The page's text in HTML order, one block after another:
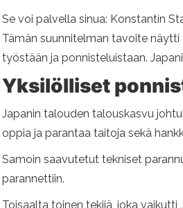
Se voi palvella sinua: Konstantín
Tämän suunnitelman tavoite
työstään ja ponnisteluistaan.
Yksilölliset
Japanin talouden talouskasvu
oppia ja parantaa taitoja sekä
Samoin saavutetut tekniset
parannettiin.
Toisaalta toinen tekijä, joka